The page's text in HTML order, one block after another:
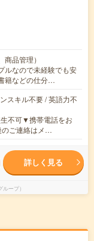
品管理）
ルなので未経験でも安
籍などの仕分…
スキル不要 / 英語力不
不可▼携帯電話をお
のご連絡はメ…
詳しく見る
ープ）